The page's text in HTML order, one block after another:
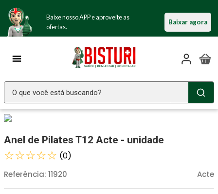
Baixe nosso APP e aproveite as
ofertas.
Baixar agora
O que você está buscando?
Anel de Pilates T12 Acte - unidade
☆☆☆☆☆ (0)
Acte
Referência: 11920